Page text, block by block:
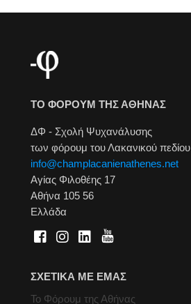
ΤΟ ΦΟΡΟΥΜ ΤΗΣ ΑΘΗΝΑΣ
ΔΦ - Σχολή Ψυχανάλυσης
των φόρουμ του Λακανικού πεδίου
info@champlacanienathenes.net
Αγίας Φιλοθέης 17
Αθήνα 105 56
Ελλάδα
ΣΧΕΤΙΚΑ ΜΕ ΕΜΑΣ
Το Φόρουμ της Αθήνας